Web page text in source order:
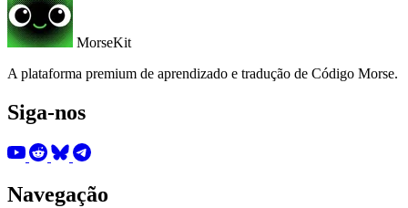
MorseKit
A plataforma premium de aprendizado e tradução de Código Morse.
Siga-nos
Navegação